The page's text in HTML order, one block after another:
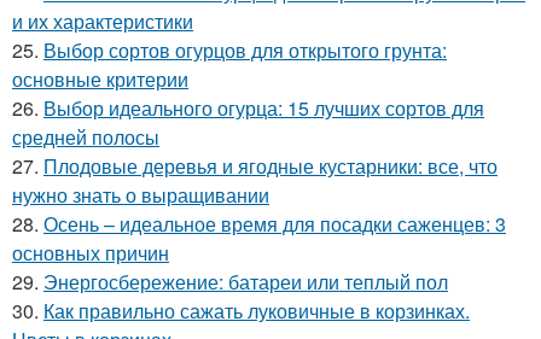
и их характеристики
25. Выбор сортов огурцов для открытого грунта:
основные критерии
26. Выбор идеального огурца: 15 лучших сортов для
средней полосы
27. Плодовые деревья и ягодные кустарники: все, что
нужно знать о выращивании
28. Осень – идеальное время для посадки саженцев: 3
основных причин
29. Энергосбережение: батареи или теплый пол
30. Как правильно сажать луковичные в корзинках.